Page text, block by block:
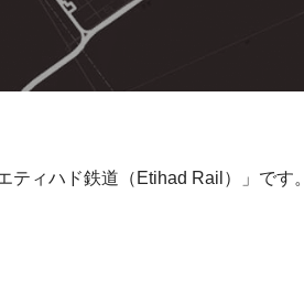
ィハド鉄道（Etihad Rail）」です。